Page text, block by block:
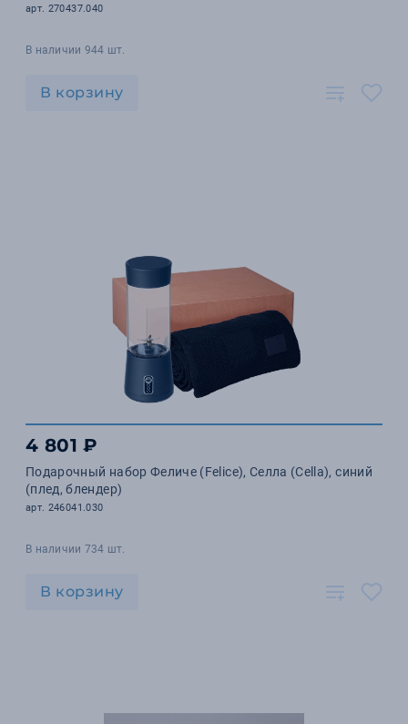
арт. 270437.040
В наличии 944 шт.
В корзину
4 801 ₽
Подарочный набор Феличе (Felice), Селла (Cella), синий
(плед, блендер)
арт. 246041.030
В наличии 734 шт.
В корзину